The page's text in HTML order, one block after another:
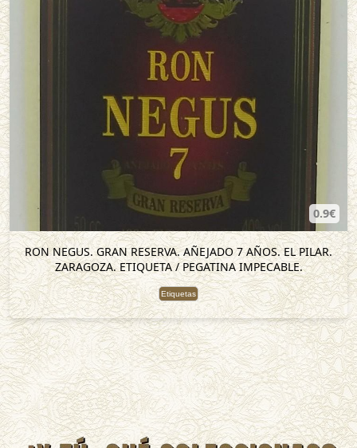
0.9€
RON NEGUS. GRAN RESERVA. AÑEJADO 7 AÑOS. EL PILAR.
ZARAGOZA. ETIQUETA / PEGATINA IMPECABLE.
Etiquetas